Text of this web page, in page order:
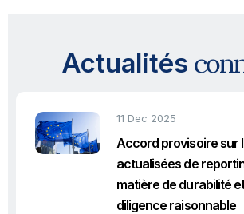
Actualités
11 Dec 2025
Accord provisoire sur
actualisées de
matière de durabilité
diligence raisonnable